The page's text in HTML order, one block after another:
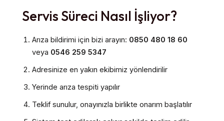
Servis Süreci Nasıl İşliyor?
Arıza bildirimi için bizi arayın: 0850 480 18 60
veya 0546 259 5347
Adresinize en yakın ekibimiz yönlendirilir
Yerinde arıza tespiti yapılır
Teklif sunulur, onayınızla birlikte onarım başlatılır